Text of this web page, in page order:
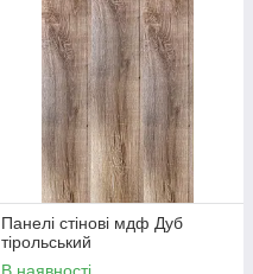
Панелі стінові мдф Дуб
тірольський